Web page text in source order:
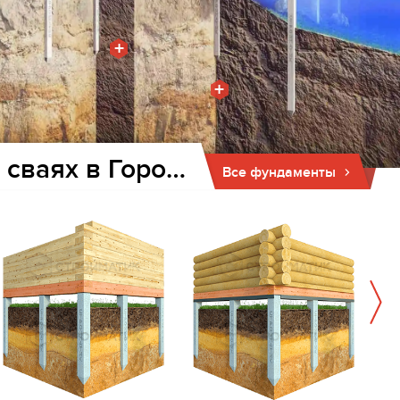
+
+
Все фундаменты
Фундамент для дома и бани на забивных ж/б сваях в Городище